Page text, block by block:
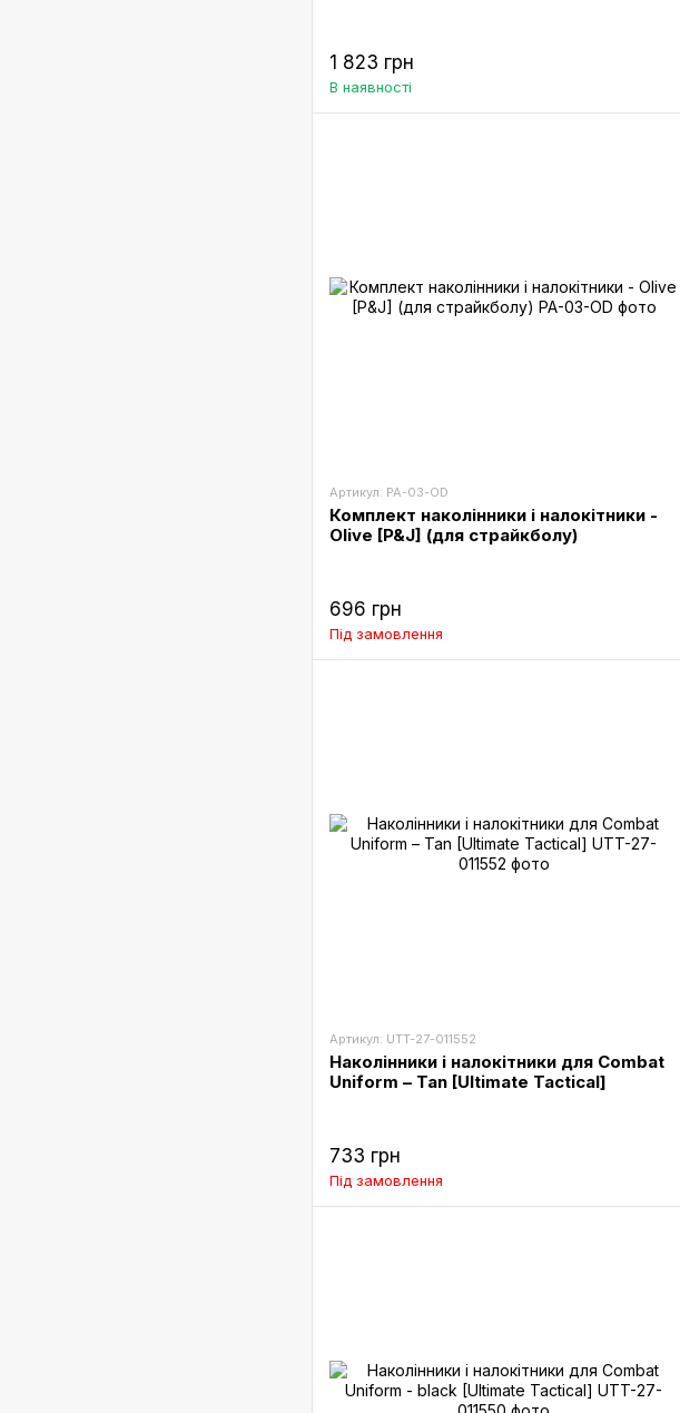
1 823 грн
В наявності
Артикул: PA-03-OD
Комплект наколінники і налокітники -
Olive [P&J] (для страйкболу)
696 грн
Під замовлення
Артикул: UTT-27-011552
Наколінники і налокітники для Combat
Uniform – Tan [Ultimate Tactical]
733 грн
Під замовлення